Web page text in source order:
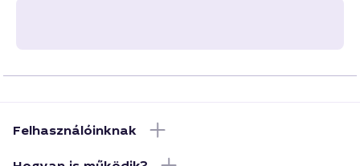
Felhasználóinknak